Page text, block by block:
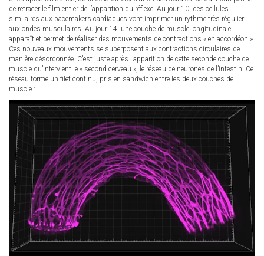
de retracer le film entier de l’apparition du réflexe. Au jour 10, des cellules
similaires aux pacemakers cardiaques vont imprimer un rythme très régulier
aux ondes musculaires. Au jour 14, une couche de muscle longitudinale
apparaît et permet de réaliser des mouvements de contractions « en accordéon ».
Ces nouveaux mouvements se superposent aux contractions circulaires de
manière désordonnée. C’est juste après l’apparition de cette seconde couche de
muscle qu’intervient le « second cerveau », le réseau de neurones de l’intestin. Ce
réseau forme un filet continu, pris en sandwich entre les deux couches de
muscle :